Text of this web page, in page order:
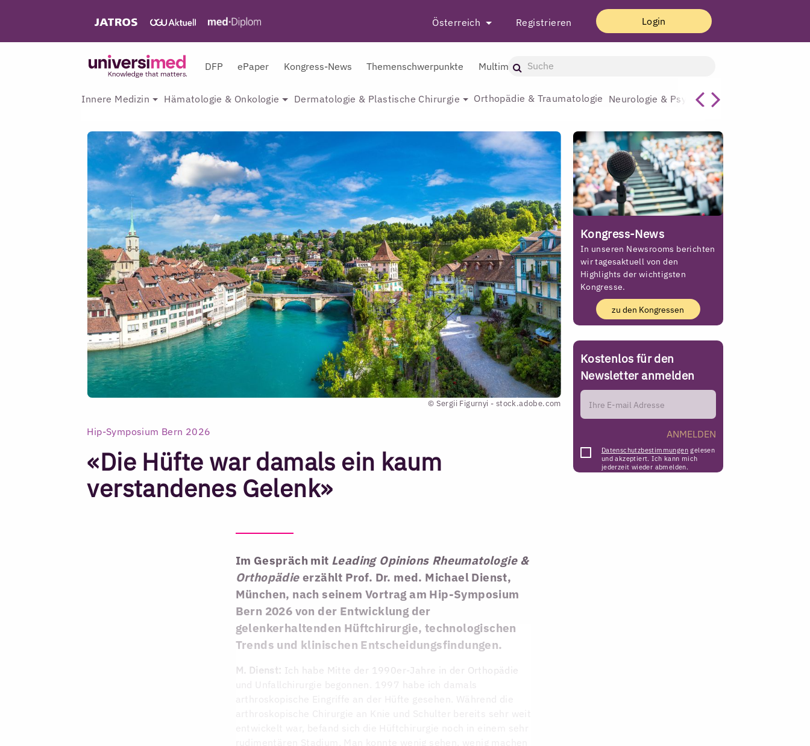
Österreich Registrieren Login
DFP ePaper Kongress-News Themenschwerpunkte Multimedia
Innere Medizin Hämatologie & Onkologie Dermatologie & Plastische Chirurgie Orthopädie & Traumatologie Neurologie & Psychiatrie
© Sergii Figurnyi - stock.adobe.com
Hip-Symposium Bern 2026
«Die Hüfte war damals ein kaum
verstandenes Gelenk»
Im Gespräch mit Leading Opinions Rheumatologie &
Orthopädie erzählt Prof. Dr. med. Michael Dienst,
München, nach seinem Vortrag am Hip-Symposium
Bern 2026 von der Entwicklung der
gelenkerhaltenden Hüftchirurgie, technologischen
Trends und klinischen Entscheidungsfindungen.
M. Dienst: Ich habe Mitte der 1990er-Jahre in der Orthopädie
und Unfallchirurgie begonnen. 1997 habe ich damals
arthroskopische Eingriffe an der Hüfte gesehen. Während die
Kongress-News
In unseren Newsrooms berichten
wir tagesaktuell von den
Highlights der wichtigsten
Kongresse.
zu den Kongressen
Kostenlos für den
Newsletter anmelden
ANMELDEN
Datenschutzbestimmungen gelesen
und akzeptiert. Ich kann mich
jederzeit wieder abmelden.